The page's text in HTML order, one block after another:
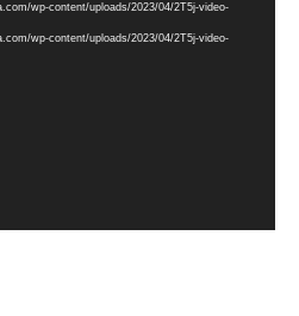
wp-content/uploads/2023/04/2T5j-video-
wp-content/uploads/2023/04/2T5j-video-